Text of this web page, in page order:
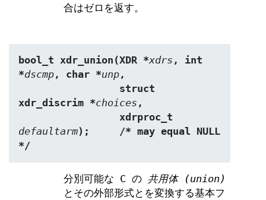
合はゼロを返す。
bool_t xdr_union(XDR *xdrs , int
*dscmp, char *unp,
xdr_discrim *choices ,
defaultarm);     /* may equal NULL
*/
分別可能な C の 共用体 (union)
とその外部形式とを変換する基本フ